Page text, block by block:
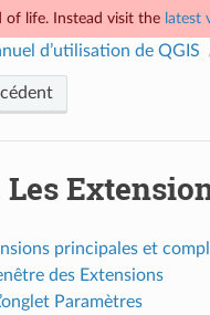
of life. Instead visit the latest
d’utilisation de QGIS
Les
principales et
des Extensions
Paramètres